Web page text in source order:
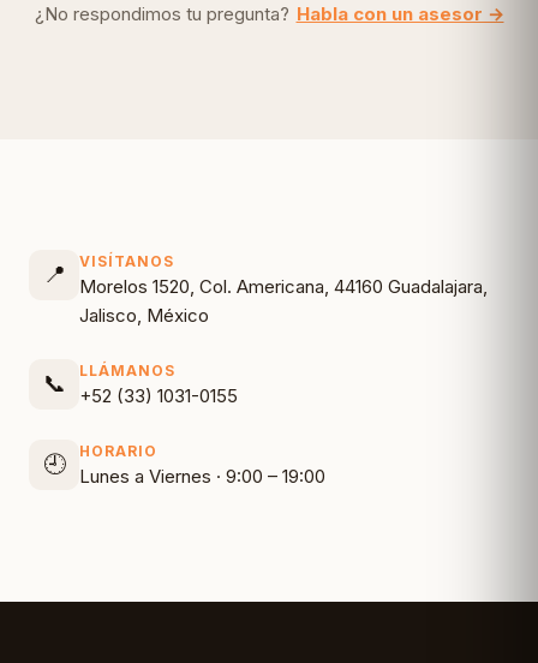
¿No respondimos tu pregunta? Habla con un asesor →
📍 VISÍTANOS
Morelos 1520, Col. Americana, 44160 Guadalajara,
Jalisco, México
📞 LLÁMANOS
+52 (33) 1031-0155
🕘 HORARIO
Lunes a Viernes · 9:00 – 19:00